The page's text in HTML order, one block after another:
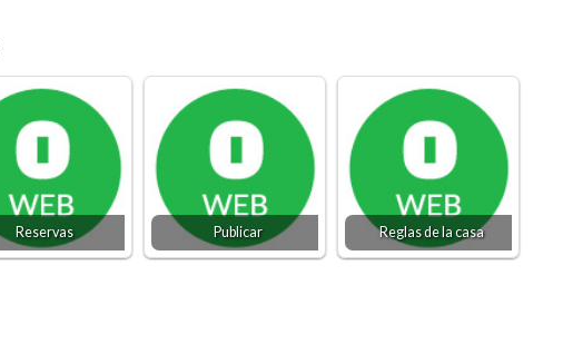
Reservas Publicar Reglas de la casa